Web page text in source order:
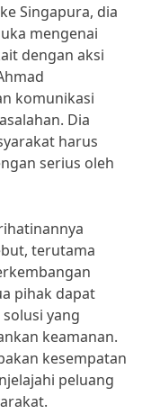
Singapura, dia
mengenai
dengan aksi
komunikasi
Dia
harus
serius oleh
terutama
pihak dapat
yang
keamanan.
kesempatan
peluang